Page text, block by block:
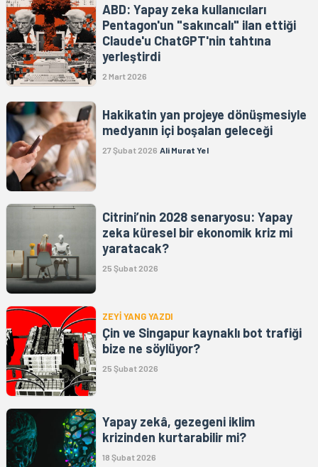
ABD: Yapay zeka kullanıcıları
Pentagon'un "sakıncalı" ilan ettiği
Claude'u ChatGPT'nin tahtına
yerleştirdi
2 Mart 2026
Hakikatin yan projeye dönüşmesiyle
medyanın içi boşalan geleceği
27 Şubat 2026 Ali Murat Yel
Citrini’nin 2028 senaryosu: Yapay
zeka küresel bir ekonomik kriz mi
yaratacak?
25 Şubat 2026
ZEYİ YANG YAZDI
Çin ve Singapur kaynaklı bot trafiği
bize ne söylüyor?
25 Şubat 2026
Yapay zekâ, gezegeni iklim
krizinden kurtarabilir mi?
18 Şubat 2026